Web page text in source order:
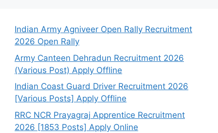
Indian Army Agniveer Open Rally Recruitment
2026 Open Rally
Army Canteen Dehradun Recruitment 2026
(Various Post) Apply Offline
Indian Coast Guard Driver Recruitment 2026
[Various Posts] Apply Offline
RRC NCR Prayagraj Apprentice Recruitment
2026 [1853 Posts] Apply Online